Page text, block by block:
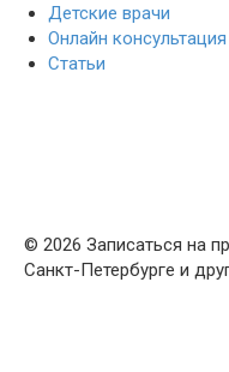
Детские врачи
Онлайн консультация
Статьи
© 2026 Записаться на
Санкт-Петербурге и